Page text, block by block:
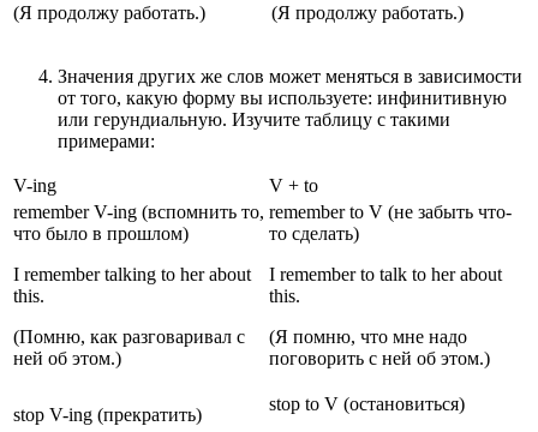
(Я продолжу работать.)
(Я продолжу работать.)
Значения других же слов может меняться в зависимости
от того, какую форму вы используете: инфинитивную
или герундиальную. Изучите таблицу с такими
примерами:
V-ing
V + to
remember V-ing (вспомнить то,
что было в прошлом)
I remember talking to her about
this.
(Помню, как разговаривал с
ней об этом.)
remember to V (не забыть что-
то сделать)
I remember to talk to her about
this.
(Я помню, что мне надо
поговорить с ней об этом.)
stop V-ing (прекратить)
stop to V (остановиться)